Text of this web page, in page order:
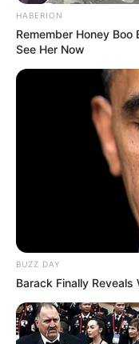
HABERION
Remember Honey Boo
See Her Now
BUZZ DAY
Barack Finally